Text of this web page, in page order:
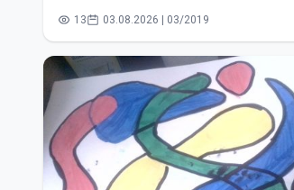
13 03.08.2026 | 03/2019